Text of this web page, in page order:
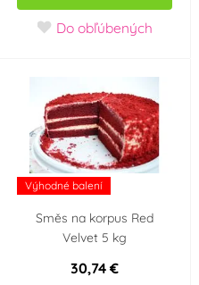
Do obľúbených
Výhodné balení
Směs na korpus Red
Velvet 5 kg
30,74 €